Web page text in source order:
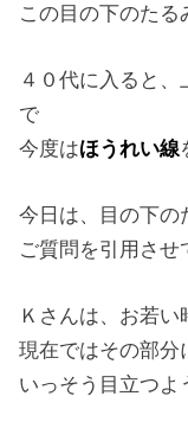
この目の下のたる
４０代に入ると
で
今度はほうれい線
今日は、目の下の
ご質問を引用させ
Ｋさんは、お若
現在ではその部分
いっそう目立つよ